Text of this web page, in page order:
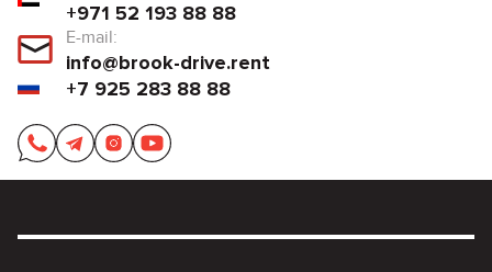
+971 52 193 88 88
E-mail:
info@brook-drive.rent
+7 925 283 88 88